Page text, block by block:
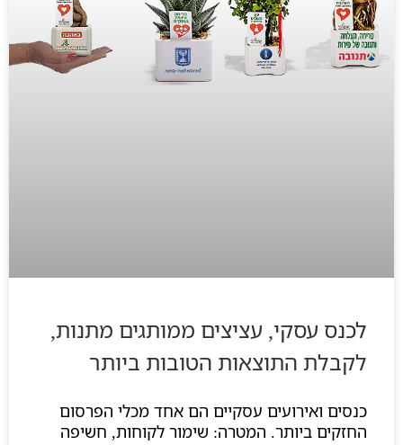
לכנס עסקי, עציצים ממותגים מתנות,
לקבלת התוצאות הטובות ביותר
כנסים ואירועים עסקיים הם אחד מכלי הפרסום
החזקים ביותר. המטרה: שימור לקוחות, חשיפה